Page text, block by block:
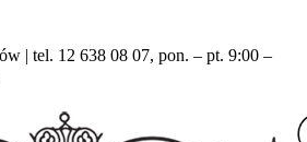
| tel. 12 638 08 07, pon. – pt. 9:00 –